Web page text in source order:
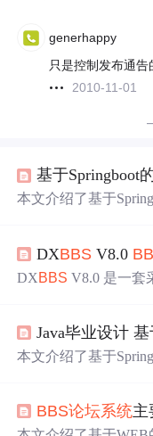
generhappy
只是控制发布通
2010-11-01
基于Springboot
本文介绍了基于
术，展示部分代码并
面、易维护且安全性
DXBBS V8.0
DXBBS V8.0 是一套
理。新功能包括访客
问答帖、安全设置等
Java毕业设计
本文介绍了基于
行全系统管理。还介
在实现论坛的智能化
BBS论坛系统主